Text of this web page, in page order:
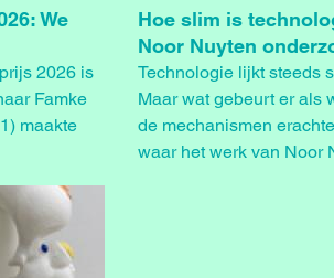
We
2026 is
Famke
maakte
Hoe slim is
Noor Nuyten
Technologie lijkt steeds
Maar wat gebeurt er als
de mechanismen
waar het werk van Noor